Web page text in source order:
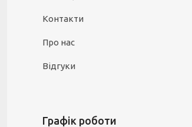
Контакти
Про нас
Відгуки
Графік роботи